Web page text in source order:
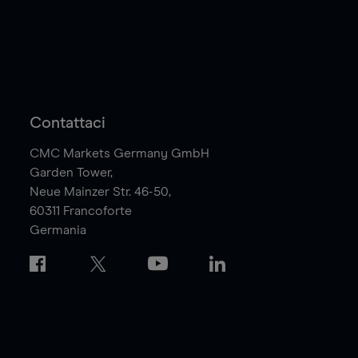
Contattaci
CMC Markets Germany GmbH
Garden Tower,
Neue Mainzer Str. 46-50,
60311 Francoforte
Germania